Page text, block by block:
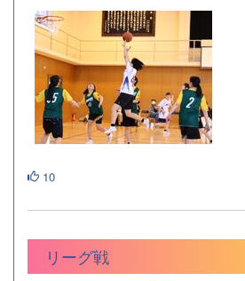
10
リーグ戦